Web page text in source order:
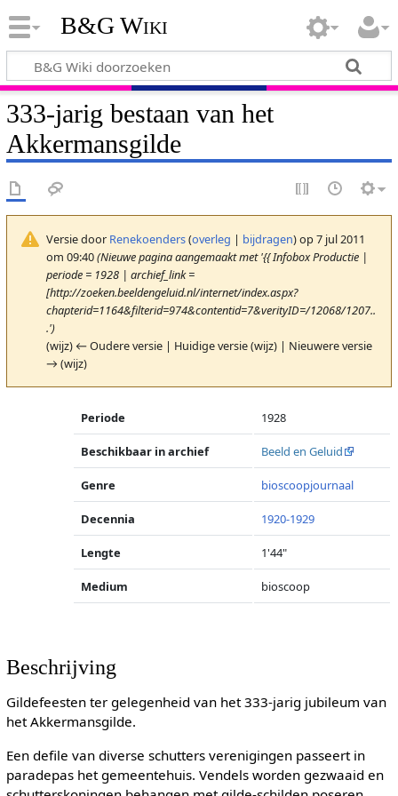
B&G Wiki
333-jarig bestaan van het
Akkermansgilde
Versie door Renekoenders(overleg | bijdragen)op 7 jul 2011
om 09:40(Nieuwe pagina aangemaakt met '{{ Infobox Productie |
periode = 1928 | archief_link =
[http://zoeken.beeldengeluid.nl/internet/index.aspx?
chapterid=1164&filterid=974&contentid=7&verityID=/12068/1207..
.')
(wijz) ← Oudere versie | Huidige versie (wijz) | Nieuwere versie
→ (wijz)
Periode 1928
Beschikbaar in archief Beeld en Geluid
Genre bioscoopjournaal
Decennia 1920-1929
Lengte 1'44"
Medium bioscoop
Beschrijving
Gildefeesten ter gelegenheid van het 333-jarig jubileum van
het Akkermansgilde.
Een defile van diverse schutters verenigingen passeert in
paradepas het gemeentehuis. Vendels worden gezwaaid en